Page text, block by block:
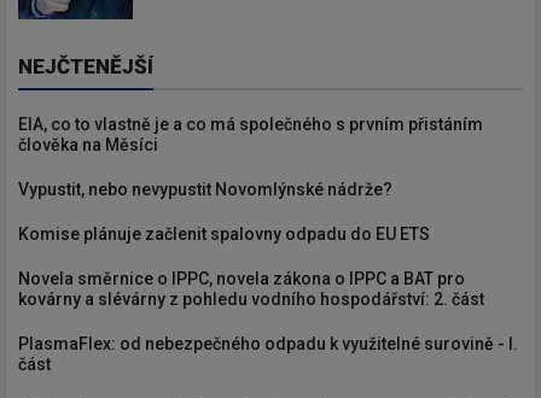
NEJČTENĚJŠÍ
EIA, co to vlastně je a co má společného s prvním přistáním
člověka na Měsíci
Vypustit, nebo nevypustit Novomlýnské nádrže?
Komise plánuje začlenit spalovny odpadu do EU ETS
Novela směrnice o IPPC, novela zákona o IPPC a BAT pro
kovárny a slévárny z pohledu vodního hospodářství: 2. část
PlasmaFlex: od nebezpečného odpadu k využitelné surovině - I.
část